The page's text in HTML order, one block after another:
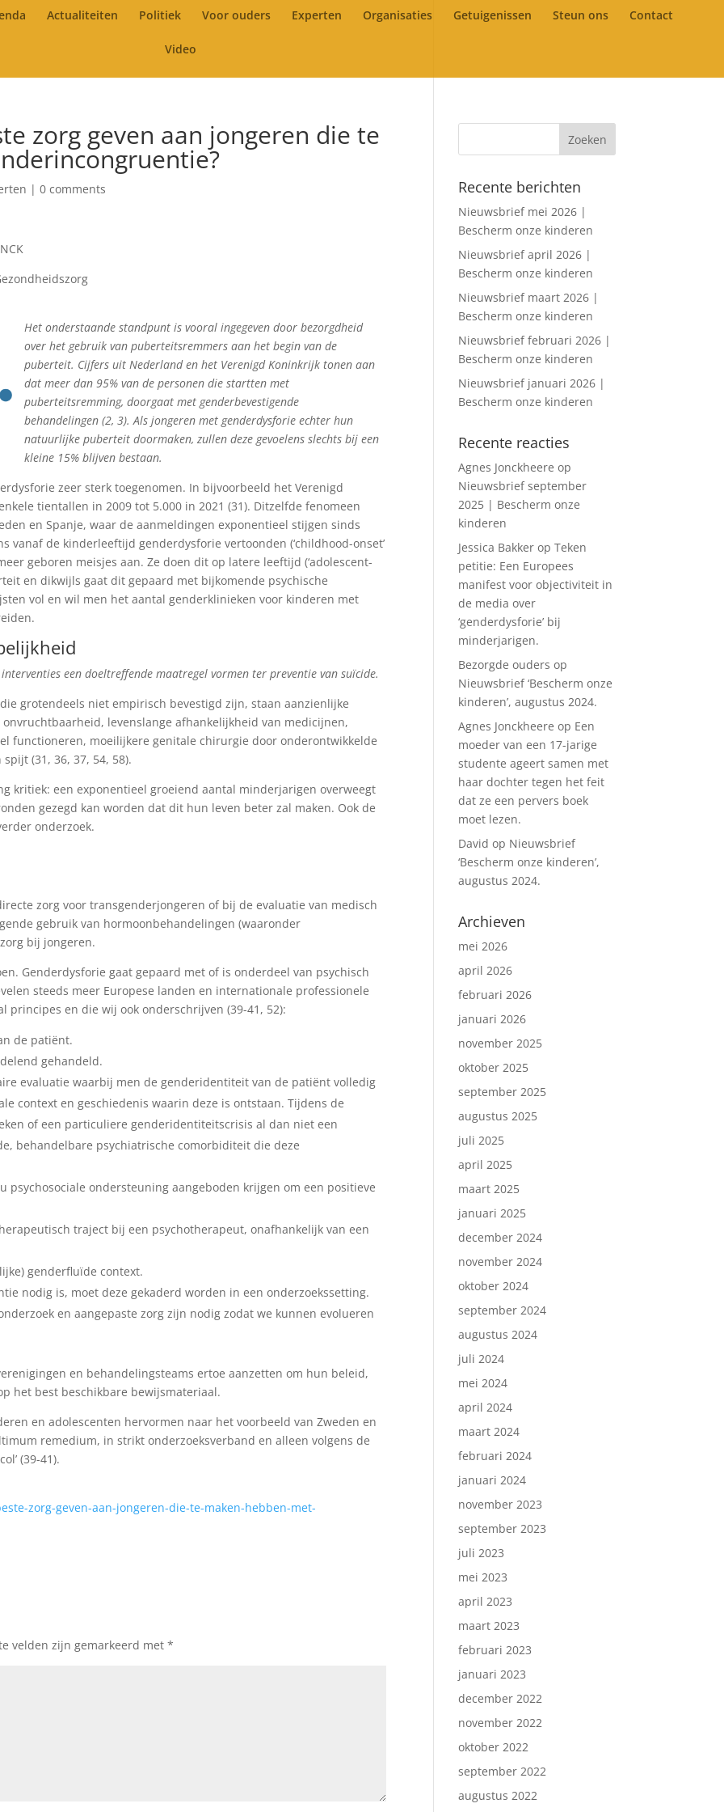
Actualiteiten Politiek Voor ouders Experten Organisaties Getuigenissen Steun ons Contact
Video
zorg geven aan jongeren die te
|0 comments
Het onderstaande standpunt is vooral ingegeven door bezorgdheid
over het gebruik van puberteitsremmers aan het begin van de
puberteit. Cijfers uit Nederland en het Verenigd Koninkrijk tonen aan
dat meer dan 95% van de personen die startten met
puberteitsremming, doorgaat met genderbevestigende
behandelingen (2, 3). Als jongeren met genderdysforie echter hun
natuurlijke puberteit doormaken, zullen deze gevoelens slechts bij een
kleine 15% blijven bestaan.
zeer sterk toegenomen. In bijvoorbeeld het Verenigd
tientallen in 2009 tot 5.000 in 2021 (31). Ditzelfde fenomeen
en Spanje, waar de aanmeldingen exponentieel stijgen sinds
vanaf de kinderleeftijd genderdysforie vertoonden (‘childhood-onset’
geboren meisjes aan. Ze doen dit op latere leeftijd (‘adolescent-
en dikwijls gaat dit gepaard met bijkomende psychische
vol en wil men het aantal genderklinieken voor kinderen met
een doeltreffende maatregel vormen ter preventie van suïcide.
grotendeels niet empirisch bevestigd zijn, staan aanzienlijke
levenslange afhankelijkheid van medicijnen,
functioneren, moeilijkere genitale chirurgie door onderontwikkelde
(31, 36, 37, 54, 58).
kritiek: een exponentieel groeiend aantal minderjarigen overweegt
gezegd kan worden dat dit hun leven beter zal maken. Ook de
onderzoek.
zorg voor transgenderjongeren of bij de evaluatie van medisch
gebruik van hormoonbehandelingen (waaronder
bij jongeren.
Genderdysforie gaat gepaard met of is onderdeel van psychisch
steeds meer Europese landen en internationale professionele
principes en die wij ook onderschrijven (39-41, 52):
de patiënt.
gehandeld.
evaluatie waarbij men de genderidentiteit van de patiënt volledig
context en geschiedenis waarin deze is ontstaan. Tijdens de
of een particuliere genderidentiteitscrisis al dan niet een
behandelbare psychiatrische comorbiditeit die deze
psychosociale ondersteuning aangeboden krijgen om een positieve
traject bij een psychotherapeut, onafhankelijk van een
genderfluïde context.
nodig is, moet deze gekaderd worden in een onderzoekssetting.
en aangepaste zorg zijn nodig zodat we kunnen evolueren
en behandelingsteams ertoe aanzetten om hun beleid,
het best beschikbare bewijsmateriaal.
en adolescenten hervormen naar het voorbeeld van Zweden en
remedium, in strikt onderzoeksverband en alleen volgens de
(39-41).
zorg-geven-aan-jongeren-die-te-maken-hebben-met-
velden zijn gemarkeerd met*
Recente berichten
Nieuwsbrief mei 2026 |
Bescherm onze kinderen
Nieuwsbrief april 2026 |
Bescherm onze kinderen
Nieuwsbrief maart 2026 |
Bescherm onze kinderen
Nieuwsbrief februari 2026 |
Bescherm onze kinderen
Nieuwsbrief januari 2026 |
Bescherm onze kinderen
Recente reacties
Agnes Jonckheere op
Nieuwsbrief september
2025 | Bescherm onze
kinderen
Jessica Bakker opTeken
petitie: Een Europees
manifest voor objectiviteit in
de media over
‘genderdysforie’ bij
minderjarigen.
Bezorgde ouders op
Nieuwsbrief ‘Bescherm onze
kinderen’, augustus 2024.
Agnes Jonckheere op Een
moeder van een 17-jarige
studente ageert samen met
haar dochter tegen het feit
dat ze een pervers boek
moet lezen.
David op Nieuwsbrief
‘Bescherm onze kinderen’,
augustus 2024.
Archieven
mei 2026
april 2026
februari 2026
januari 2026
november 2025
oktober 2025
september 2025
augustus 2025
juli 2025
april 2025
maart 2025
januari 2025
december 2024
november 2024
oktober 2024
september 2024
augustus 2024
juli 2024
mei 2024
april 2024
maart 2024
februari 2024
januari 2024
november 2023
september 2023
juli 2023
mei 2023
april 2023
maart 2023
februari 2023
januari 2023
december 2022
november 2022
oktober 2022
september 2022
augustus 2022